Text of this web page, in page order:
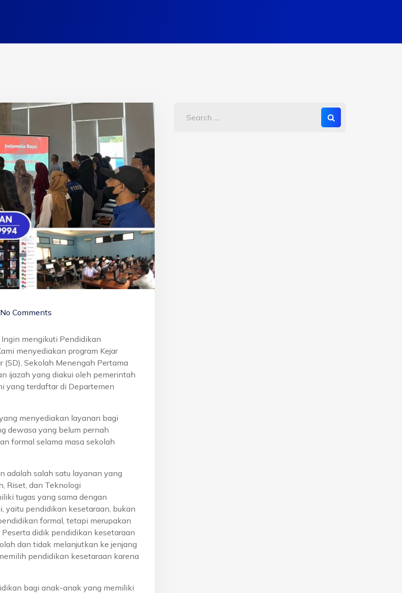
No Comments
Ingin mengikuti Pendidikan
menyediakan program Kejar
(SD), Sekolah Menengah Pertama
ijazah yang diakui oleh pemerintah
yang terdaftar di Departemen
menyediakan layanan bagi
dewasa yang belum pernah
formal selama masa sekolah
adalah salah satu layanan yang
Riset, dan Teknologi
tugas yang sama dengan
yaitu pendidikan kesetaraan, bukan
formal, tetapi merupakan
didik pendidikan kesetaraan
dan tidak melanjutkan ke jenjang
pendidikan kesetaraan karena
bagi anak-anak yang memiliki